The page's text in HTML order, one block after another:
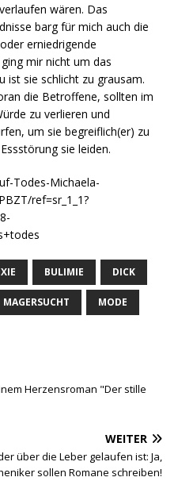
wären. Das
barg für mich auch die
erniedrigende
mir nicht um das
ist sie schlicht zu grausam.
die Betroffene, sollten im
zu verlieren und
um sie begreiflich(er) zu
sie leiden.
Todes-Michaela-
ref=sr_1_1?
BULIMIE DICK
MAGERSUCHT MODE
Herzensroman "Der stille
WEITER
über die Leber gelaufen ist: Ja,
sollen Romane schreiben!